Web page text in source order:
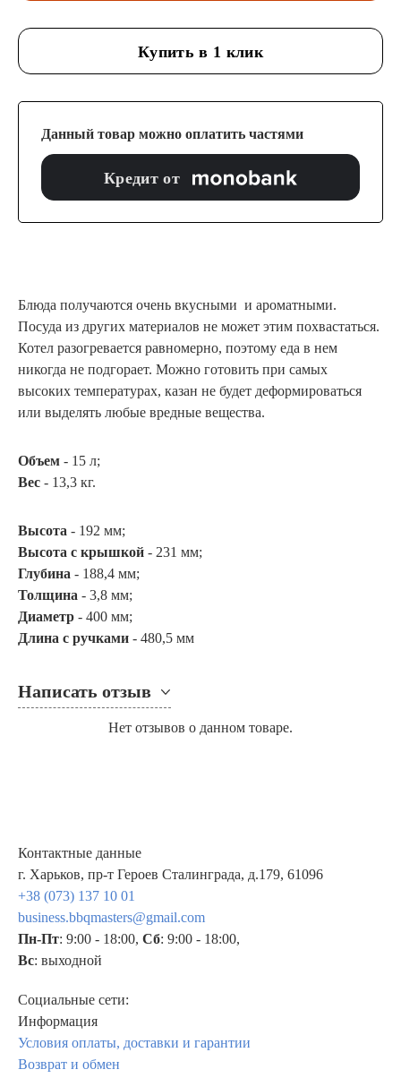
Купить в 1 клик
Данный товар можно оплатить частями
Кредит от
Блюда получаются очень вкусными и ароматными.
Посуда из других материалов не может этим похвастаться.
Котел разогревается равномерно, поэтому еда в нем
никогда не подгорает. Можно готовить при самых
высоких температурах, казан не будет деформироваться
или выделять любые вредные вещества.
Объем - 15 л;
Вес - 13,3 кг.
Высота - 192 мм;
Высота с крышкой - 231 мм;
Глубина - 188,4 мм;
Толщина - 3,8 мм;
Диаметр - 400 мм;
Длина с ручками - 480,5 мм
Написать отзыв
Нет отзывов о данном товаре.
Контактные данные
г. Харьков, пр-т Героев Сталинграда, д.179, 61096
+38 (073) 137 10 01
business.bbqmasters@gmail.com
Пн-Пт: 9:00 - 18:00, Сб: 9:00 - 18:00,
Вс: выходной
Социальные сети:
Информация
Условия оплаты, доставки и гарантии
Возврат и обмен